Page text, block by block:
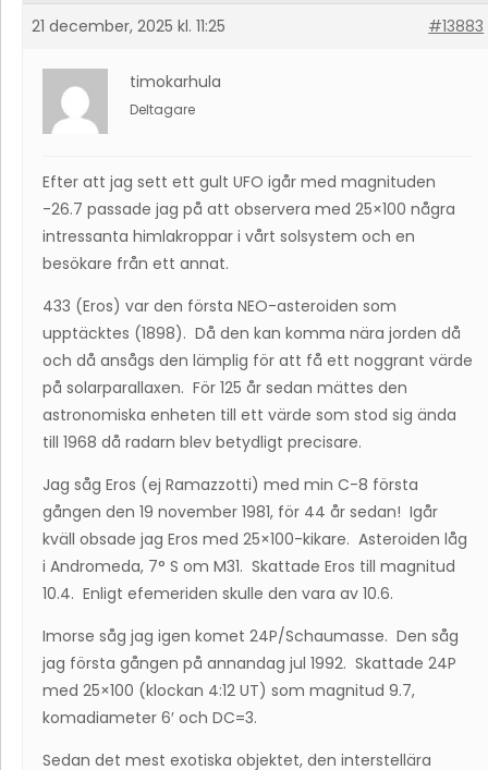
21 december, 2025 kl. 11:25 #13883
timokarhula
Deltagare
Efter att jag sett ett gult UFO igår med magnituden
-26.7 passade jag på att observera med 25×100 några
intressanta himlakroppar i vårt solsystem och en
besökare från ett annat.
433 (Eros) var den första NEO-asteroiden som
upptäcktes (1898). Då den kan komma nära jorden då
och då ansågs den lämplig för att få ett noggrant värde
på solarparallaxen. För 125 år sedan mättes den
astronomiska enheten till ett värde som stod sig ända
till 1968 då radarn blev betydligt precisare.
Jag såg Eros (ej Ramazzotti) med min C-8 första
gången den 19 november 1981, för 44 år sedan! Igår
kväll obsade jag Eros med 25×100-kikare. Asteroiden låg
i Andromeda, 7° S om M31. Skattade Eros till magnitud
10.4. Enligt efemeriden skulle den vara av 10.6.
Imorse såg jag igen komet 24P/Schaumasse. Den såg
jag första gången på annandag jul 1992. Skattade 24P
med 25×100 (klockan 4:12 UT) som magnitud 9.7,
komadiameter 6′ och DC=3.
Sedan det mest exotiska objektet, den interstellära